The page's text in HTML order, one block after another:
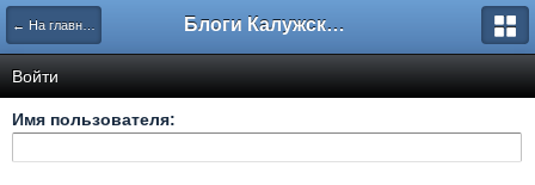
← На главную Блоги Калужского перекрестка
Войти
Имя пользователя: